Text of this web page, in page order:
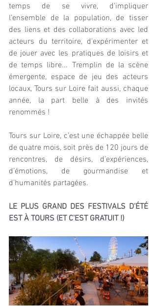
temps de se vivre, d’impliquer
l’ensemble de la population, de tisser
des liens et des collaborations avec led
acteurs du territoire, d'expérimenter et
de jouer avec les pratiques de loisirs et
de temps libre... Tremplin de la scène
émergente, espace de jeu des acteurs
locaux, Tours sur Loire fait aussi, chaque
année, la part belle à des invités
renommés !
Tours sur Loire, c’est une échappée belle
de quatre mois, soit près de 120 jours de
rencontres, de désirs, d’expériences,
d’émotions, de gourmandise et
d’humanités partagées.
LE PLUS GRAND DES FESTIVALS D’ÉTÉ
EST À TOURS (ET C’EST GRATUIT !)